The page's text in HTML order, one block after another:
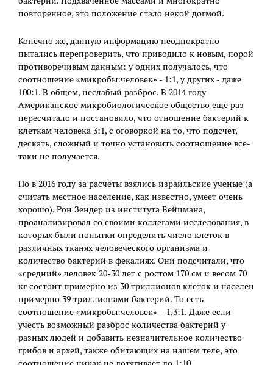
повторенное, это положение стало некой догмой.
Конечно же, данную информацию неоднократно
пытались перепроверить, что приводило к новым, порой
противоречивым данным: у одних получалось, что
соотношение «микробы:человек» - 1:1, у других - даже
100:1. В общем, неслабый разброс. В 2014 году
Американское микробиологическое общество еще раз
пересчитало и постановило, что отношение бактерий к
клеткам человека 3:1, с оговоркой на то, что подсчет,
дескать, сложный и точно установить соотношение все-
таки не получается.
Но в 2016 году за расчеты взялись израильские ученые (а
считать местное население, как известно, умеет очень
хорошо). Рон Зендер из института Вейцмана,
проанализировал со своими коллегами исследования, в
которых были попытки определить число клеток в
различных тканях человеческого организма и
количество бактерий в фекалиях. Они подсчитали, что
«средний» человек 20-30 лет с ростом 170 см и весом 70
кг состоит примерно из 30 триллионов клеток и населен
примерно 39 триллионами бактерий. То есть
соотношение «микробы:человек» – 1,3:1. Даже если
учесть возможный разброс количества бактерий у
разных людей и добавить незначительное количество
грибов и архей, также обитающих на нашем теле, это